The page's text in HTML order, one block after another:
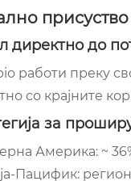
директно до
работи преку
со крајните
за
Америка: ~
Пацифик: регион